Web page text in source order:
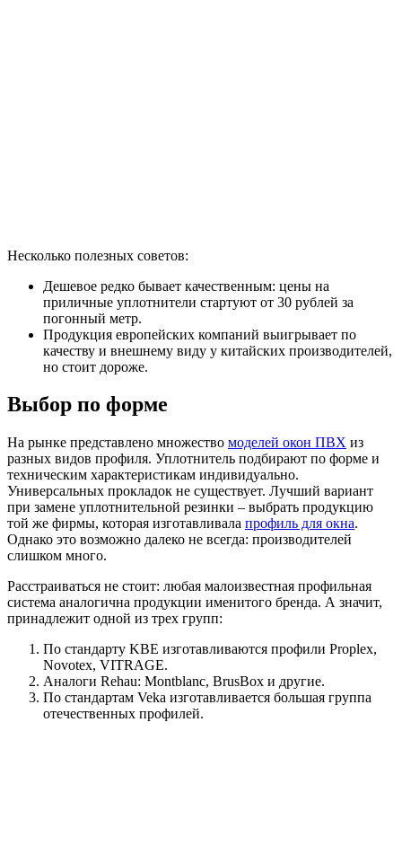
Несколько полезных советов:
Дешевое редко бывает качественным: цены на
приличные уплотнители стартуют от 30 рублей за
погонный метр.
Продукция европейских компаний выигрывает по
качеству и внешнему виду у китайских производителей,
но стоит дороже.
Выбор по форме
На рынке представлено множество моделей окон ПВХ из
разных видов профиля. Уплотнитель подбирают по форме и
техническим характеристикам индивидуально.
Универсальных прокладок не существует. Лучший вариант
при замене уплотнительной резинки – выбрать продукцию
той же фирмы, которая изготавливала профиль для окна.
Однако это возможно далеко не всегда: производителей
слишком много.
Расстраиваться не стоит: любая малоизвестная профильная
система аналогична продукции именитого бренда. А значит,
принадлежит одной из трех групп:
По стандарту KBE изготавливаются профили Proplex,
Novotex, VITRAGE.
Аналоги Rehau: Montblanc, BrusBox и другие.
По стандартам Veka изготавливается большая группа
отечественных профилей.